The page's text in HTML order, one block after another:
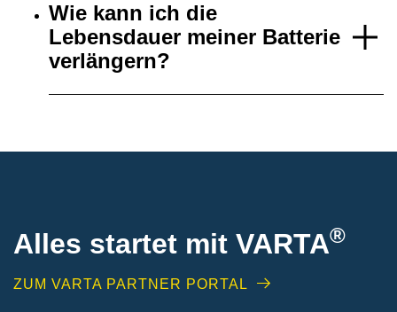
Wie kann ich die
Lebensdauer meiner Batterie
verlängern?
Alles startet mit VARTA®
ZUM VARTA PARTNER PORTAL